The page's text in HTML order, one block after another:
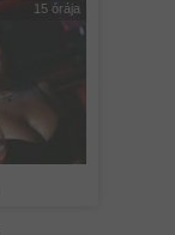
15 órája